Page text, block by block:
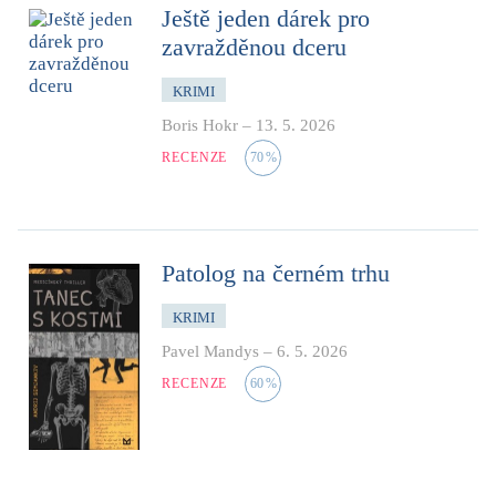
Ještě jeden dárek pro
zavražděnou dceru
KRIMI
Boris Hokr – 13. 5. 2026
RECENZE 70%
Patolog na černém trhu
KRIMI
Pavel Mandys – 6. 5. 2026
RECENZE 60%